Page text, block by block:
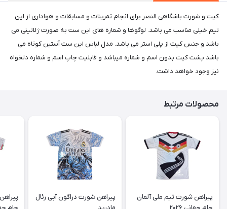
کیت و شورت باشگاهی النصر برای انجام تمرینات و مسابقات و هواداری از این
تیم خیلی مناسب می باشد. لوگوها و شماره های این ست به صورت ژلاتینی می
باشد و جنس کیت از پلی استر می باشد. مدل لباس این ست آستین کوتاه می
باشد پشت کیت بدون اسم و شماره میباشد و قابلیت چاپ اسم و شماره دلخواه
نیز وجود خواهد داشت.
محصولات مرتبط
پیراهن شورت تیم ملی آلمان
پیراهن شورت دراگون آبی رئال